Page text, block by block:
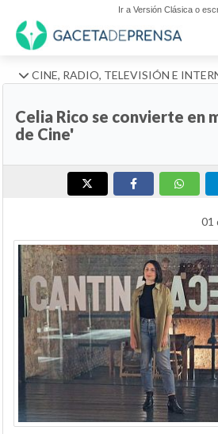
Ir a Versión Clásica o
CINE, RADIO, TELEVISIÓN E
Celia Rico se convierte en
de Cine'
01